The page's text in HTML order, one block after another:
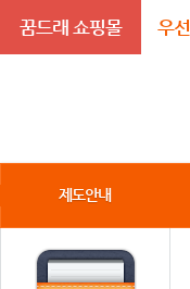
꿈드래 쇼핑몰 우
제도안내